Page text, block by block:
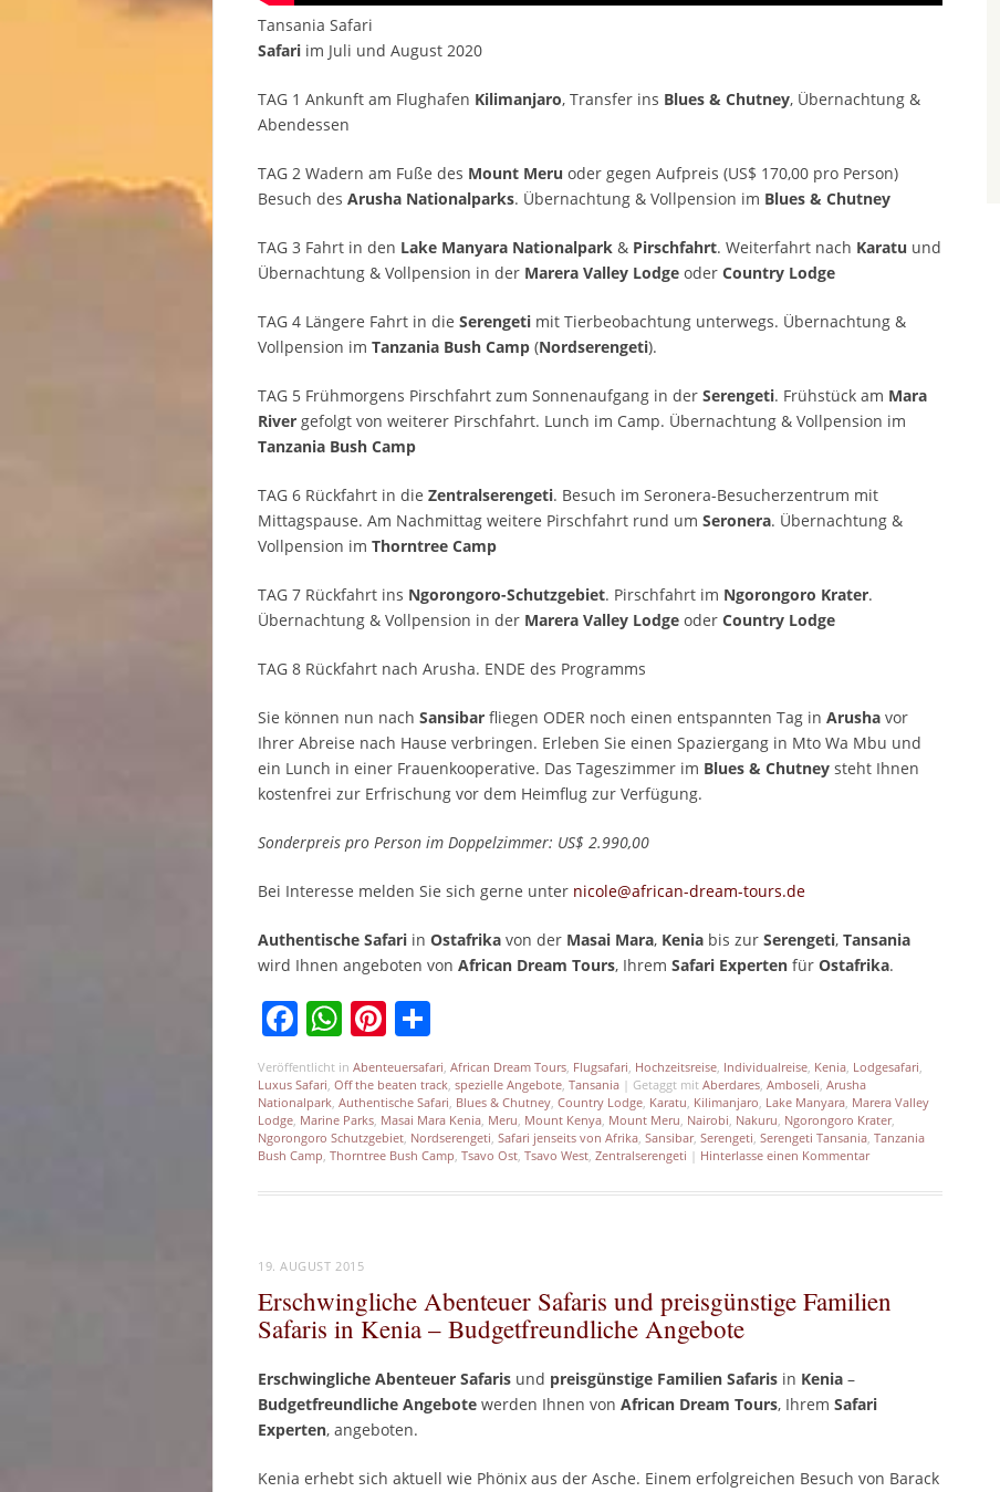
Tansania Safari
Safari im Juli und August 2020
TAG 1 Ankunft am Flughafen Kilimanjaro, Transfer ins Blues & Chutney, Übernachtung &
Abendessen
TAG 2 Wadern am Fuße des Mount Meru oder gegen Aufpreis (US$ 170,00 pro Person)
Besuch des Arusha Nationalparks. Übernachtung & Vollpension im Blues & Chutney
TAG 3 Fahrt in den Lake Manyara Nationalpark & Pirschfahrt. Weiterfahrt nach Karatu und
Übernachtung & Vollpension in der Marera Valley Lodge oder Country Lodge
TAG 4 Längere Fahrt in die Serengeti mit Tierbeobachtung unterwegs. Übernachtung &
Vollpension im Tanzania Bush Camp (Nordserengeti).
TAG 5 Frühmorgens Pirschfahrt zum Sonnenaufgang in der Serengeti. Frühstück am Mara
River gefolgt von weiterer Pirschfahrt. Lunch im Camp. Übernachtung & Vollpension im
Tanzania Bush Camp
TAG 6 Rückfahrt in die Zentralserengeti. Besuch im Seronera-Besucherzentrum mit
Mittagspause. Am Nachmittag weitere Pirschfahrt rund um Seronera. Übernachtung &
Vollpension im Thorntree Camp
TAG 7 Rückfahrt ins Ngorongoro-Schutzgebiet. Pirschfahrt im Ngorongoro Krater.
Übernachtung & Vollpension in der Marera Valley Lodge oder Country Lodge
TAG 8 Rückfahrt nach Arusha. ENDE des Programms
Sie können nun nach Sansibar fliegen ODER noch einen entspannten Tag in Arusha vor
Ihrer Abreise nach Hause verbringen. Erleben Sie einen Spaziergang in Mto Wa Mbu und
ein Lunch in einer Frauenkooperative. Das Tageszimmer im Blues & Chutney steht Ihnen
kostenfrei zur Erfrischung vor dem Heimflug zur Verfügung.
Sonderpreis pro Person im Doppelzimmer: US$ 2.990,00
Bei Interesse melden Sie sich gerne unter nicole@african-dream-tours.de
Authentische Safari in Ostafrika von der Masai Mara, Kenia bis zur Serengeti, Tansania
wird Ihnen angeboten von African Dream Tours, Ihrem Safari Experten für Ostafrika.
Facebook
WhatsApp
Pinterest
Veröffentlicht in Abenteuersafari, African Dream Tours, Flugsafari, Hochzeitsreise, Individualreise, Kenia, Lodgesafari,
Luxus Safari, Off the beaten track, spezielle Angebote, Tansania | Getaggt mit Aberdares, Amboseli, Arusha
Nationalpark, Authentische Safari, Blues & Chutney, Country Lodge, Karatu, Kilimanjaro, Lake Manyara, Marera Valley
Lodge, Marine Parks, Masai Mara Kenia, Meru, Mount Kenya, Mount Meru, Nairobi, Nakuru, Ngorongoro Krater,
Ngorongoro Schutzgebiet, Nordserengeti, Safari jenseits von Afrika, Sansibar, Serengeti, Serengeti Tansania, Tanzania
Bush Camp, Thorntree Bush Camp, Tsavo Ost, Tsavo West, Zentralserengeti | Hinterlasse einen Kommentar
19. AUGUST 2015
Erschwingliche Abenteuer Safaris und preisgünstige Familien
Safaris in Kenia – Budgetfreundliche Angebote
Erschwingliche Abenteuer Safaris und preisgünstige Familien Safaris in Kenia –
Budgetfreundliche Angebote werden Ihnen von African Dream Tours, Ihrem Safari
Experten, angeboten.
Kenia erhebt sich aktuell wie Phönix aus der Asche. Einem erfolgreichen Besuch von Barack